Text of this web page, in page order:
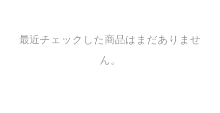
最近チェックした商品はまだありませ
ん。